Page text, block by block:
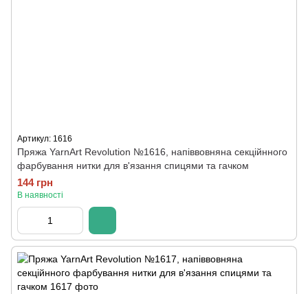
Артикул: 1616
Пряжа YarnArt Revolution №1616, напіввовняна секційнного
фарбування нитки для в'язання спицями та гачком
144 грн
В наявності